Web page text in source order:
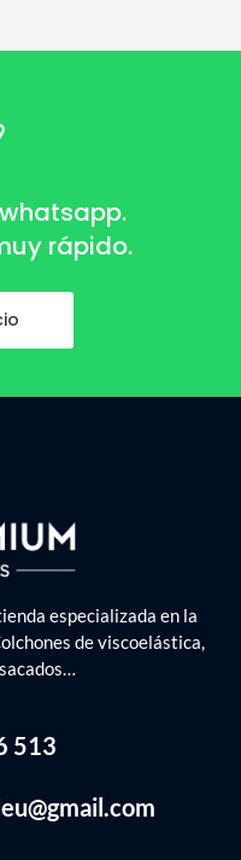
rápido.
especializada en la
de viscoelástica,
513